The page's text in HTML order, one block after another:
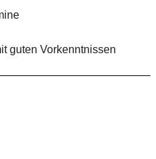
guten Vorkenntnissen